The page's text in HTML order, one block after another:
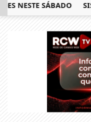
SÁBADO